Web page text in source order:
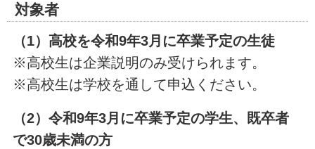
対象者
（1）高校を令和9年3月に卒業予定の生徒
※高校生は企業説明のみ受けられます。
※高校生は学校を通して申込ください。
（2）令和9年3月に卒業予定の学生、既卒者
で30歳未満の方